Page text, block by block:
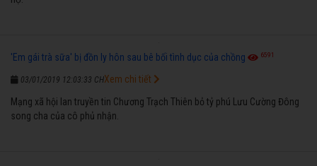
'Em gái trà sữa' bị đồn ly hôn sau bê bối tình dục của chồng 6591
03/01/2019 12:03:33 CH
Mạng xã hội lan truyền tin Chương Trạch Thiên bỏ tỷ phú Lưu Cường Đông
song cha của cô phủ nhận.
Xem chi tiết